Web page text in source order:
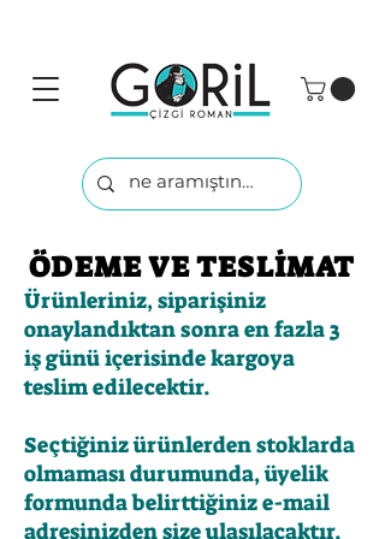
ÖDEME VE TESLİMAT
Ürünleriniz, siparişiniz
onaylandıktan sonra en fazla 3
iş günü içerisinde kargoya
teslim edilecektir.
Seçtiğiniz ürünlerden stoklarda
olmaması durumunda, üyelik
formunda belirttiğiniz e-mail
adresinizden size ulaşılacaktır.